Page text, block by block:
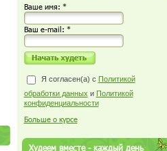
Ваше имя: *
Ваш е-mail: *
Я согласен(а) с Политикой
обработки данных и Политикой
конфиденциальности
Больше о курсе
Худеем вместе - каждый день